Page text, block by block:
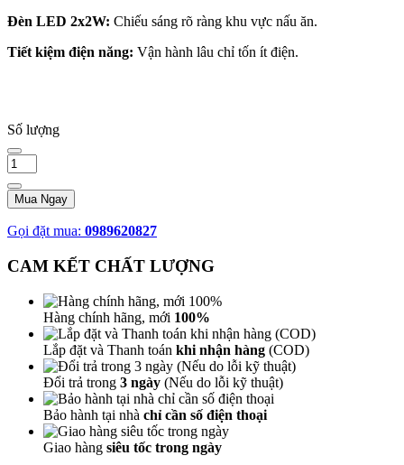
Đèn LED 2x2W: Chiếu sáng rõ ràng khu vực nấu ăn.
Tiết kiệm điện năng: Vận hành lâu chỉ tốn ít điện.
Số lượng
Mua Ngay
Gọi đặt mua: 0989620827
CAM KẾT CHẤT LƯỢNG
Hàng chính hãng, mới 100%
Lắp đặt và Thanh toán khi nhận hàng (COD)
Đổi trả trong 3 ngày (Nếu do lỗi kỹ thuật)
Bảo hành tại nhà chỉ cần số điện thoại
Giao hàng siêu tốc trong ngày